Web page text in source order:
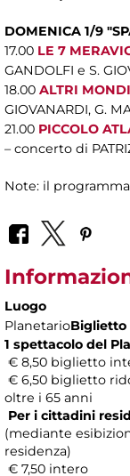
DOMENICA 1/9 "
17.00 LE 7
GANDOLFI e S.
18.00 ALTRI MONDI
GIOVANARDI, G.
21.00 PICCOLO
– concerto di
Note: il
Luogo
PlanetarioBiglietto
1 spettacolo del
€ 8,50 biglietto
€ 6,50 biglietto
oltre i 65 anni
Per i cittadini
(mediante
residenza)
€ 7,50 intero